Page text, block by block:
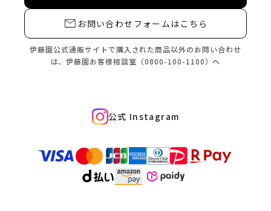
お問い合わせフォームはこちら
伊藤園公式通販サイトで購入された商品以外のお問い合わせ
は、伊藤園お客様相談室（0800-100-1100）へ
公式 Instagram